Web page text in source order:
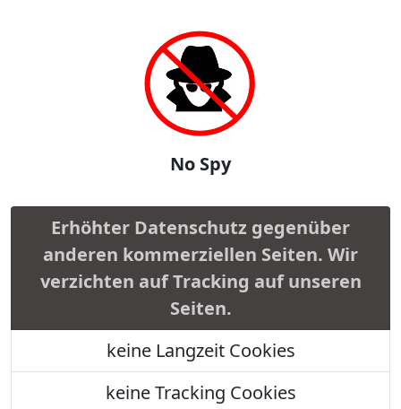
No Spy
Erhöhter Datenschutz gegenüber
anderen kommerziellen Seiten. Wir
verzichten auf Tracking auf unseren
Seiten.
keine Langzeit Cookies
keine Tracking Cookies